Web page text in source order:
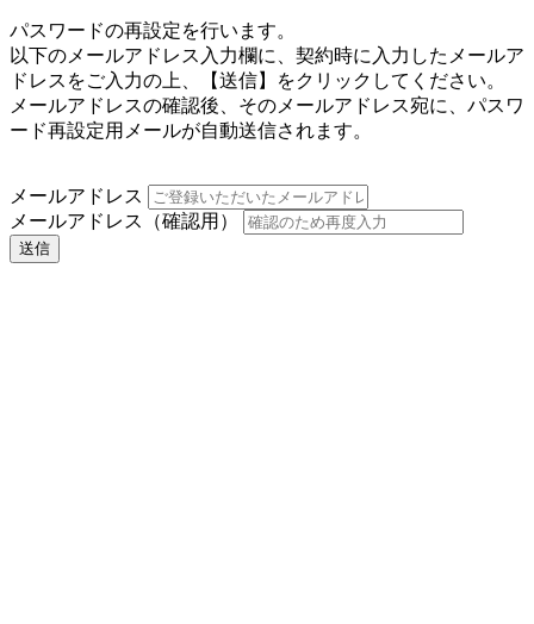
パスワードの再設定を行います。
以下のメールアドレス入力欄に、契約時に入力したメールア
ドレスをご入力の上、【送信】をクリックしてください。
メールアドレスの確認後、そのメールアドレス宛に、パスワ
ード再設定用メールが自動送信されます。
メールアドレス
メールアドレス（確認用）